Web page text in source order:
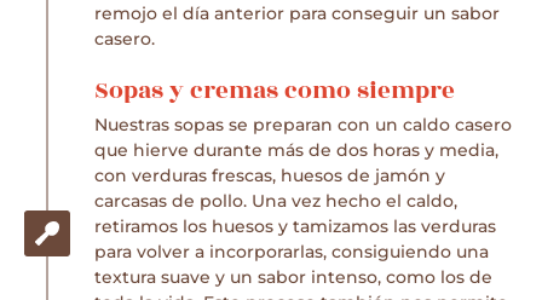
remojo el día anterior para conseguir un sabor
casero.
Sopas y cremas como siempre
Nuestras sopas se preparan con un caldo casero
que hierve durante más de dos horas y media,
con verduras frescas, huesos de jamón y
carcasas de pollo. Una vez hecho el caldo,
retiramos los huesos y tamizamos las verduras
para volver a incorporarlas, consiguiendo una
textura suave y un sabor intenso, como los de